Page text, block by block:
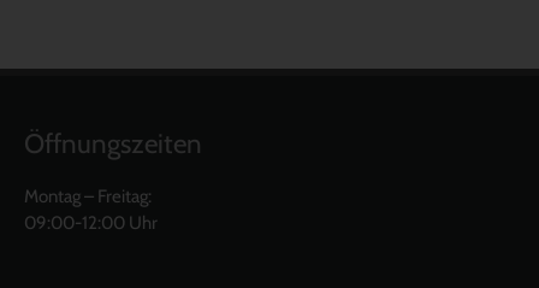
Öffnungszeiten
Montag – Freitag:
09:00-12:00 Uhr